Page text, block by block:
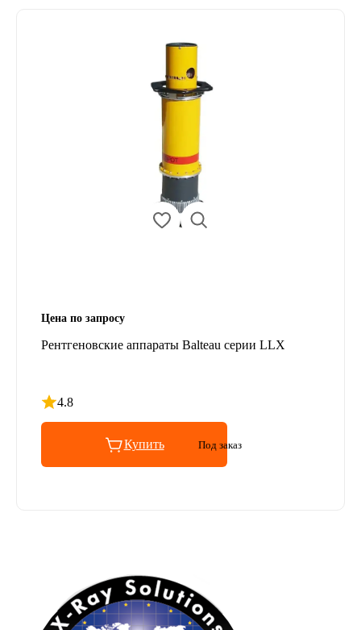
Цена по запросу
Рентгеновские аппараты Balteau серии LLX
4.8
Рейтинг 4.8 из 5
Купить Под заказ